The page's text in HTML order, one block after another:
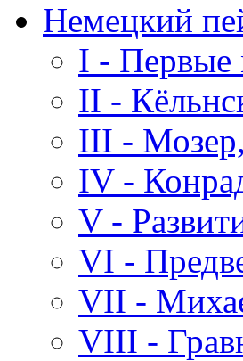
Немецкий
I - Первые
II -
III -
IV -
V -
VI -
VII -
VIII -